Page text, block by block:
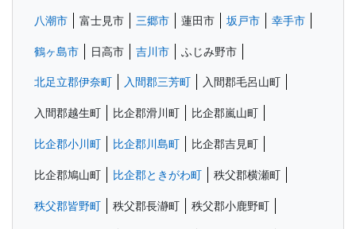
八潮市 富士見市 三郷市 蓮田市 坂戸市 幸手市
鶴ヶ島市 日高市 吉川市 ふじみ野市
北足立郡伊奈町 入間郡三芳町 入間郡毛呂山町
入間郡越生町 比企郡滑川町 比企郡嵐山町
比企郡小川町 比企郡川島町 比企郡吉見町
比企郡鳩山町 比企郡ときがわ町 秩父郡横瀬町
秩父郡皆野町 秩父郡長瀞町 秩父郡小鹿野町